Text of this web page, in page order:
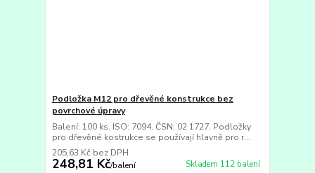
Podložka M12 pro dřevěné konstrukce bez
povrchové úpravy
Balení: 100 ks. ISO: 7094. ČSN: 02 1727. Podložky
pro dřevěné kostrukce se používají hlavně pro r...
248,81 Kč/balení
205,63 Kč bez DPH
Skladem 112 balení